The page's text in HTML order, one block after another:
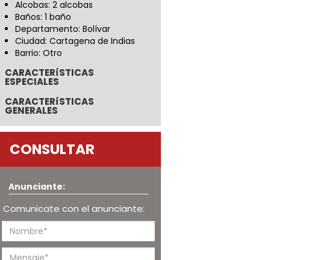
Alcobas: 2 alcobas
Baños: 1 baño
Departamento: Bolívar
Ciudad: Cartagena de Indias
Barrio: Otro
CARACTERíSTICAS
ESPECIALES
CARACTERíSTICAS
GENERALES
CONSULTAR
Anunciante:
Comunicate con el anunciante: